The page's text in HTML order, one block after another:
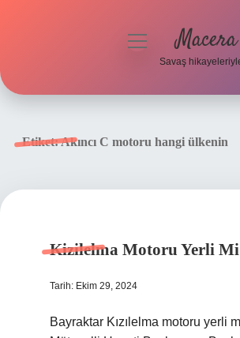
menüyü
Savaş
Etiket:Akıncı C motoru hangi ülkenin
Kizilelma Motoru Yerli Mi
Tarih: Ekim 29, 2024
Bayraktar Kızılelma motoru yerli